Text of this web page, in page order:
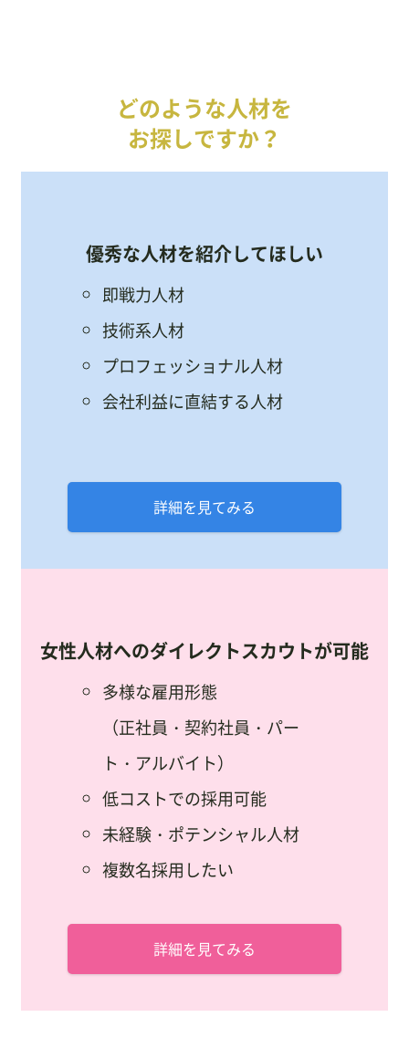
どのような人材を
お探しですか？
優秀な人材を紹介してほしい
即戦力人材
技術系人材
プロフェッショナル人材
会社利益に直結する人材
詳細を見てみる
女性人材へのダイレクトスカウトが可能
多様な雇用形態
（正社員・契約社員・パー
ト・アルバイト）
低コストでの採用可能
未経験・ポテンシャル人材
複数名採用したい
詳細を見てみる